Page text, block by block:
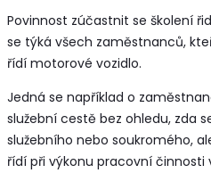
Povinnost zúčastnit se školení
se týká všech zaměstnanců,
řídí motorové vozidlo.
Jedná se například o
služební cestě bez ohledu, zda
služebního nebo soukromého,
řídí při výkonu pracovní činnosti